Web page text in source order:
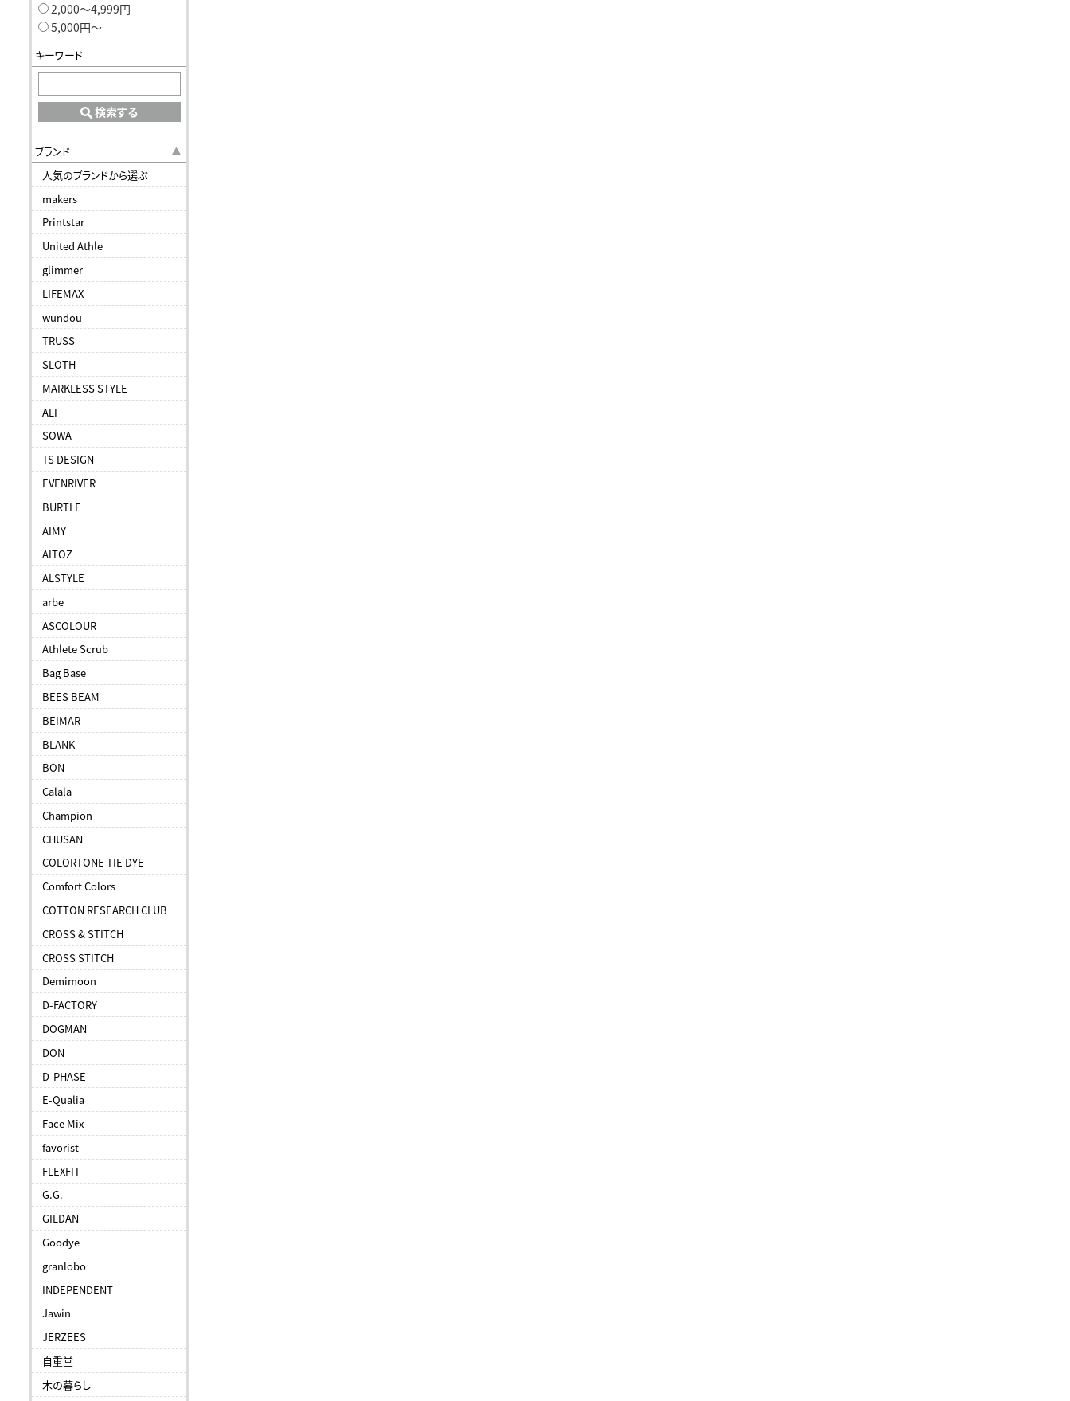
2,000〜4,999円
5,000円〜
キーワード
検索する
ブランド
人気のブランドから選ぶ
makers
Printstar
United Athle
glimmer
LIFEMAX
wundou
TRUSS
SLOTH
MARKLESS STYLE
ALT
SOWA
TS DESIGN
EVENRIVER
BURTLE
AIMY
AITOZ
ALSTYLE
arbe
ASCOLOUR
Athlete Scrub
Bag Base
BEES BEAM
BEIMAR
BLANK
BON
Calala
Champion
CHUSAN
COLORTONE TIE DYE
Comfort Colors
COTTON RESEARCH CLUB
CROSS & STITCH
CROSS STITCH
Demimoon
D-FACTORY
DOGMAN
DON
D-PHASE
E-Qualia
Face Mix
favorist
FLEXFIT
G.G.
GILDAN
Goodye
granlobo
INDEPENDENT
Jawin
JERZEES
自重堂
木の暮らし